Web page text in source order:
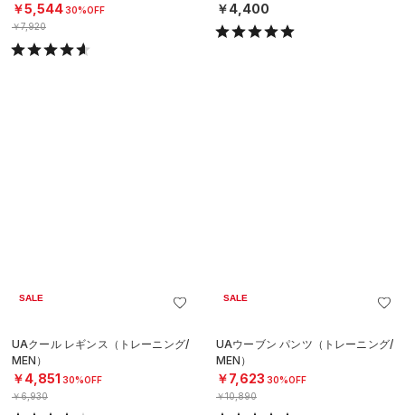
￥5,54430%OFF
￥7,920
￥4,400
SALE
UAクール レギンス（トレーニング/
MEN）
￥4,851 30%OFF
￥6,930
SALE
UAウーブン パンツ（トレーニング/
MEN）
￥7,623 30%OFF
￥10,890